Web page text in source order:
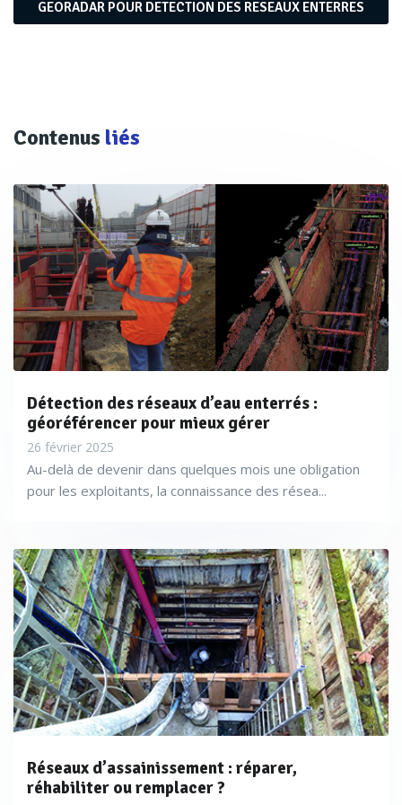
française de Radiodetection, qui fête ses 40 ans
de services ou collectivités.
L’idée directrice de la réforme était de connaître
chantier, ceci afin d’éviter des accidents potentiels» explique
Philippe Capon, co-fondateur deMy-NDS. «Depuis ce
décret, de nombreuses sociétés ont été créées pour faire de la
prestation de localisation de réseaux enterrés. Ce sont des
sociétés que nous avons accompagnées, en leur fournissant
des équipements, des formations adaptées, et parfois même
un financement ou une location de matériel».
GEORADAR POUR DETECTION DES RESEAUX ENTERRES
Contenus liés
Détection des réseaux d’eau enterrés :
géoréférencer pour mieux gérer
26 février 2025
Au-delà de devenir dans quelques mois une obligation
pour les exploitants, la connaissance des résea...
Réseaux d’assainissement : réparer,
réhabiliter ou remplacer ?